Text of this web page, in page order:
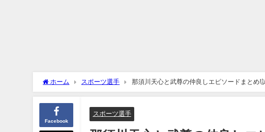
ホーム スポーツ選手 那須川天心と武尊の仲良しエピソードまとめ!
Facebook
スポーツ選手